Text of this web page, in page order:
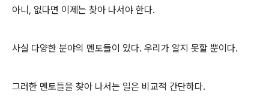
아니, 없다면 이제는 찾아 나서야 한다.
사실 다양한 분야의 멘토들이 있다. 우리가 알지 못할 뿐이다.
그러한 멘토들을 찾아 나서는 일은 비교적 간단하다.